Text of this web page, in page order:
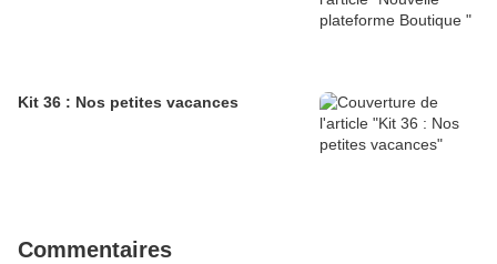
Kit 36 : Nos petites vacances
Commentaires